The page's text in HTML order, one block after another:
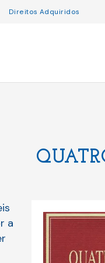
Direitos Adquiridos
a